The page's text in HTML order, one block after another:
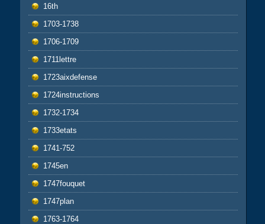
16th
1703-1738
1706-1709
1711lettre
1723aixdefense
1724instructions
1732-1734
1733etats
1741-752
1745en
1747fouquet
1747plan
1763-1764